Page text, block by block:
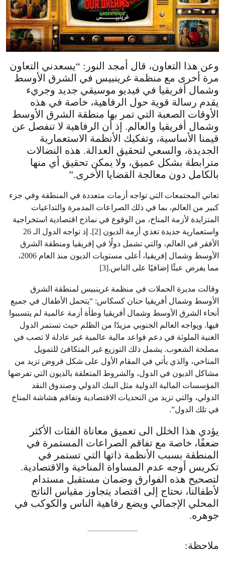
وعن هذا التعاون، قال أمجد النور: “يسعدني التعاون
مرة أخرى مع منظمة غرينبيس في الشرق الأوسط
وشمال أفريقيا في فيديو موسيقي جديد وجريء
يقدم رسالة قوية حول الرفاهية، خاصة في هذه
الأوقات الصعبة التي تمر بها منطقة الشرق الأوسط
وشمال أفريقيا والعالم. إذ أن الرفاهية لا تنفصل عن
قيمنا الأساسية، وتفكيك الأنظمة الاستعمارية
الجديدة، والسعي لتحقيق العدالة. هذه النضالات
مترابطة بشكل عميق، ولا يمكن تحقيق أي منها
بالكامل دون معالجة القضايا الأخرى.”
تعاني المجتمعات التي تواجه أزمات متعددة في المنطقة وفي جزء
كبير من العالم، بما في ذلك الصراعات المدمرة والتداعيات
المتزايدة لأزمة المناخ، من الوقوع في نماذج اقتصادية استخراجية
واستعمارية جديدة تغذي أزمة الديون [2]. إذ تواجه الدول الـ 26
الأفقر في العالم، والتي تشمل دولًا في إفريقيا ومنطقة الشرق
الأوسط وشمال إفريقيا، أعلى مستويات الديون منذ العام 2006،
مما يفرض عبئًا إضافيًا على الناس.[3]
وقالت مديرة الحملات في منظمة غرينبيس لمنطقة الشرق
الأوسط وشمال أفريقيا حنان كسكاس: “يتحمل الأطفال في جميع
أنحاء الشرق الأوسط وشمال أفريقيا وطأة أزمة عالمية لم يتسببوا
فيها. ويواجه العالم الجنوبي مزيدًا من الظلم حيث تستمر الدول
الغنية الملوثة في دعم قواعد مالية عالمية غير عادلة لا تصب في
مصلحة الشعوب. يشمل ذلك التوزيع غير المتكافئ للتمويل
المناخي، والذي يأتي في المقام الأول على شكل قروض تزيد من
مشاكل الديون في الدول، والشروط المتعلقة بالديون التي تفرضها
المؤسسات المالية الدولية مثل البنك الدولي وصندوق النقد
الدولي، والتي تزيد من التحديات الاقتصادية وتفاقم هشاشة المناخ
في تلك الدول”.
يؤدي هذا الخلل الى تعميق معاناة الفئات الأكثر
ضعفًا، خاصة مع تفاقم الصراعات المستمرة في
المنطقة بسبب الأنظمة ذاتها التي تستمر في
تكريس أوجه عدم المساواة المناخية والاقتصادية.
لتصحيح هذه الفوارق وضمان مستقبل مستدام
لأطفالنا، نحتاج إلى اقتصاد يتجاوز مقياس الناتج
المحلي الإجمالي ويضع رفاهية الناس والكوكب في
جوهره.
ملاحظة: